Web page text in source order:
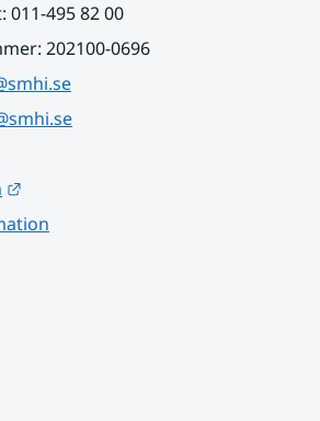
495 82 00
202100-0696